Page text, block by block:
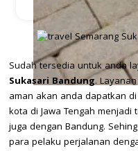
Sudah tersedia untuk anda
Sukasari Bandung.
aman akan anda dapatkan
kota di Jawa Tengah
juga dengan Bandung.
para pelaku perjalanan